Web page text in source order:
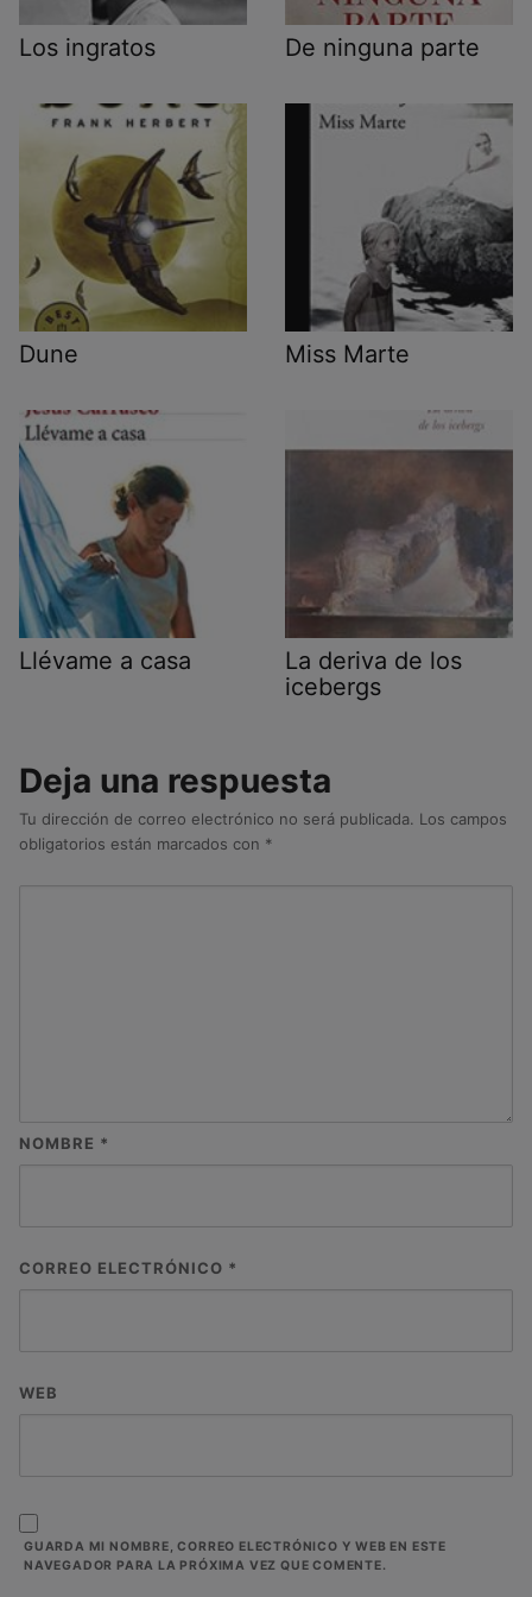
Los ingratos De ninguna parte
Dune Miss Marte
Llévame a casa
La deriva de los
icebergs
Deja una respuesta
Tu dirección de correo electrónico no será publicada. Los campos
obligatorios están marcados con *
NOMBRE *
CORREO ELECTRÓNICO *
WEB
GUARDA MI NOMBRE, CORREO ELECTRÓNICO Y WEB EN ESTE
NAVEGADOR PARA LA PRÓXIMA VEZ QUE COMENTE.